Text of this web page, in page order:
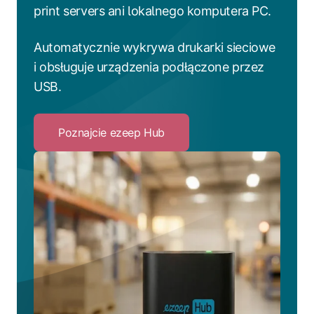
print servers ani lokalnego komputera PC.
Automatycznie wykrywa drukarki sieciowe
i obsługuje urządzenia podłączone przez
USB.
Poznajcie ezeep Hub
to
Poznajcie
ezeep
Hub